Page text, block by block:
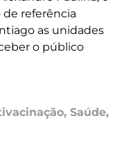
de referência
as unidades
o público
, Saúde,